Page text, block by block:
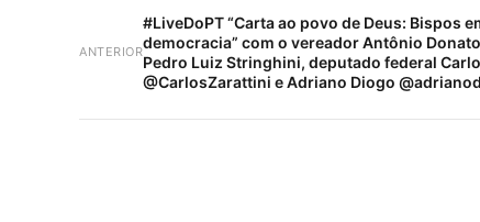
ANTERIOR
#LiveDoPT “Carta ao povo de Deus: Bispos
democracia” com o vereador Antônio
Pedro Luiz Stringhini, deputado federal
@CarlosZarattini e Adriano Diogo